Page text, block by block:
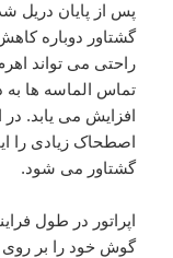
پس از پایان دریل
گشتاور دوباره
راحتی می تواند
تماس الماسه ها به
افزایش می یابد. در
اصطحاک زیادی را
گشتاور می شود.
اپراتور در طول
گوش خود را بر